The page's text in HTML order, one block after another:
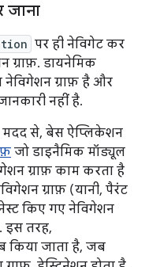
जाना
पर ही नेविगेट कर
ग्राफ़. डायनेमिक
ग्राफ़ है और
नहीं है.
मदद से, बेस ऐप्लिकेशन
जो डाइनैमिक मॉड्यूल
ग्राफ़ काम करता है
ग्राफ़ (यानी, पैरंट
किए गए नेविगेशन
इस तरह,
किया जाता है, जब